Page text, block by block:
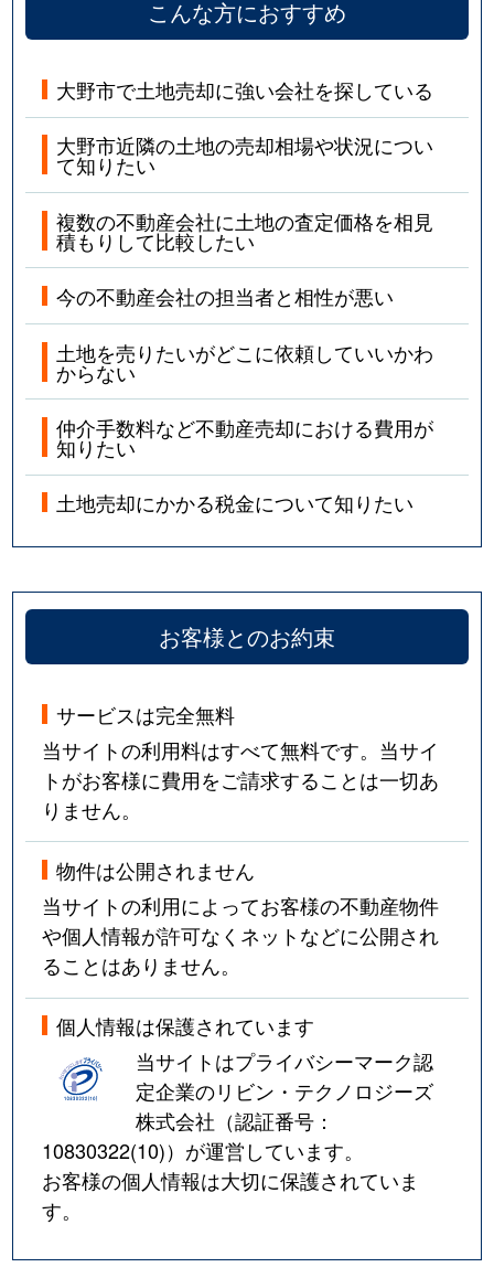
こんな方におすすめ
大野市で土地売却に強い会社を探している
大野市近隣の土地の売却相場や状況につい
て知りたい
複数の不動産会社に土地の査定価格を相見
積もりして比較したい
今の不動産会社の担当者と相性が悪い
土地を売りたいがどこに依頼していいかわ
からない
仲介手数料など不動産売却における費用が
知りたい
土地売却にかかる税金について知りたい
お客様とのお約束
サービスは完全無料
当サイトの利用料はすべて無料です。当サイ
トがお客様に費用をご請求することは一切あ
りません。
物件は公開されません
当サイトの利用によってお客様の不動産物件
や個人情報が許可なくネットなどに公開され
ることはありません。
個人情報は保護されています
当サイトはプライバシーマーク認
定企業のリビン・テクノロジーズ
株式会社（認証番号：
10830322(10)）が運営しています。
お客様の個人情報は大切に保護されていま
す。